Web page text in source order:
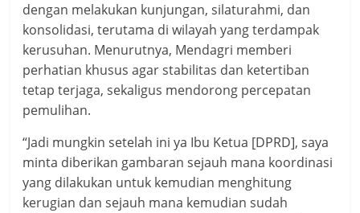
dengan melakukan kunjungan, silaturahmi, dan
konsolidasi, terutama di wilayah yang terdampak
kerusuhan. Menurutnya, Mendagri memberi
perhatian khusus agar stabilitas dan ketertiban
tetap terjaga, sekaligus mendorong percepatan
pemulihan.
“Jadi mungkin setelah ini ya Ibu Ketua [DPRD], saya
minta diberikan gambaran sejauh mana koordinasi
yang dilakukan untuk kemudian menghitung
kerugian dan sejauh mana kemudian sudah